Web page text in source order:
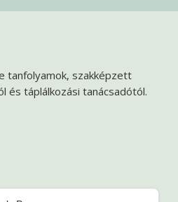
tanfolyamok, szakképzett
és táplálkozási tanácsadótól.